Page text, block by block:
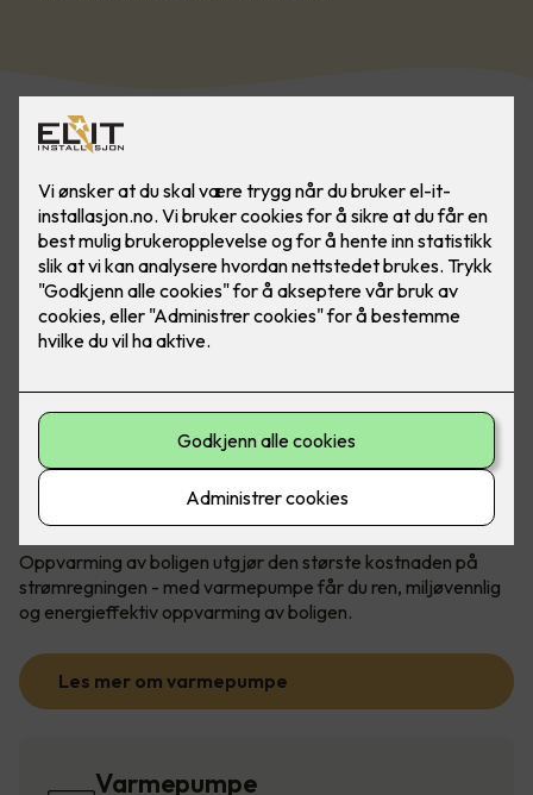
Bærekraftig og reduserte kostnader
Oppvarming med varmepumpe
Oppvarming av boligen utgjør den største kostnaden på
strømregningen - med varmepumpe får du ren, miljøvennlig
og energieffektiv oppvarming av boligen.
Les mer om varmepumpe
Varmepumpe